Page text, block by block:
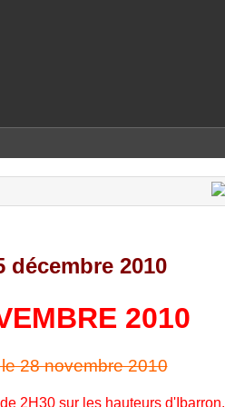
décembre 2010
2010
28 novembre 2010
2H30 sur les hauteurs d'Ibarron.